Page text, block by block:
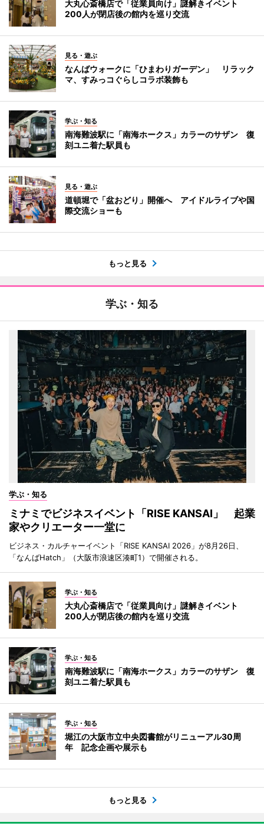
大丸心斎橋店で「従業員向け」謎解きイベント
200人が閉店後の館内を巡り交流
見る・遊ぶ
なんばウォークに「ひまわりガーデン」 リラック
マ、すみっコぐらしコラボ装飾も
学ぶ・知る
南海難波駅に「南海ホークス」カラーのサザン 復
刻ユニ着た駅員も
見る・遊ぶ
道頓堀で「盆おどり」開催へ アイドルライブや国
際交流ショーも
もっと見る
学ぶ・知る
学ぶ・知る
ミナミでビジネスイベント「RISE KANSAI」 起業
家やクリエーター一堂に
ビジネス・カルチャーイベント「RISE KANSAI 2026」が8月26日、
「なんばHatch」（大阪市浪速区湊町1）で開催される。
学ぶ・知る
大丸心斎橋店で「従業員向け」謎解きイベント
200人が閉店後の館内を巡り交流
学ぶ・知る
南海難波駅に「南海ホークス」カラーのサザン 復
刻ユニ着た駅員も
学ぶ・知る
堀江の大阪市立中央図書館がリニューアル30周
年 記念企画や展示も
もっと見る